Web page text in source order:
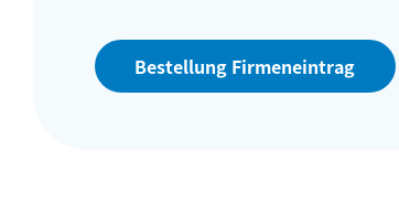
Bestellung Firmeneintrag